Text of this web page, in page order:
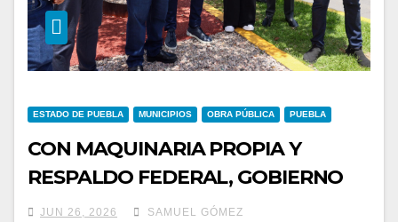
ESTADO DE PUEBLA MUNICIPIOS OBRA PÚBLICA PUEBLA
CON MAQUINARIA PROPIA Y
RESPALDO FEDERAL, GOBIERNO
ESTATAL TRANSFORMA
JUN 26, 2026 SAMUEL GÓMEZ